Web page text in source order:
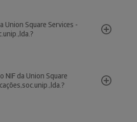
Union Square Services -
NIF da Union Square